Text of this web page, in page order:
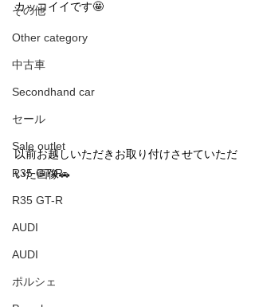
その他
Other category
中古車
Secondhand car
セール
Sale outlet
R35 GT-R
R35 GT-R
AUDI
AUDI
ポルシェ
カッコイイです🤩
以前お越しいただきお取り付けさせていただ
いた画像🚗